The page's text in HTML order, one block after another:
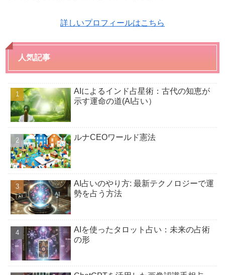
詳しいプロフィールはこちら
人気記事
AIによるインド占星術：古代の知恵が
示す運命の道(AI占い）
ルナCEOワールド憲法
AI占いのやり方: 最新テクノロジーで運
勢を占う方法
AIを使ったタロット占い：未来の占術
の形